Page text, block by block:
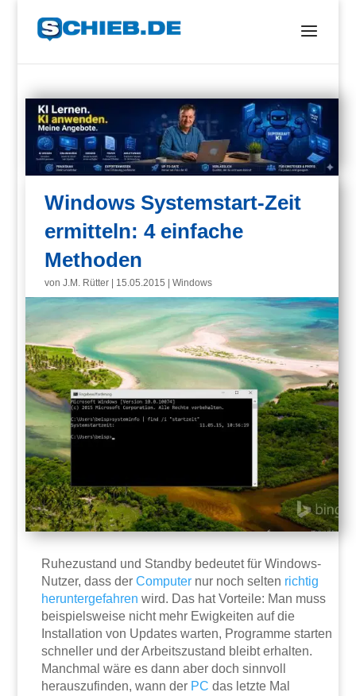
Windows Systemstart-Zeit
ermitteln: 4 einfache
Methoden
vonJ.M. Rütter 15.05.2015 |Windows
Ruhezustand und Standby bedeutet für Windows-
Nutzer, dass derComputer nur noch selten richtig
heruntergefahren wird. Das hat Vorteile: Man muss
beispielsweise nicht mehr Ewigkeiten auf die
Installation von Updates warten, Programme starten
schneller und der Arbeitszustand bleibt erhalten.
Manchmal wäre es dann aber doch sinnvoll
herauszufinden, wann der PC das letzte Mal